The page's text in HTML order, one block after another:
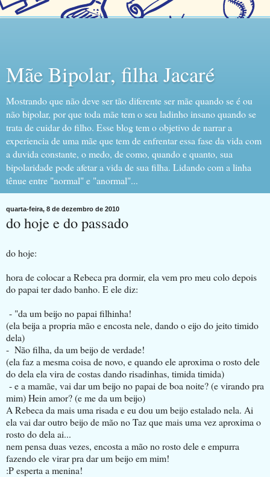
Mãe Bipolar, filha Jacaré
Mostrando que não deve ser tão diferente ser mãe quando se é ou
não bipolar, por que toda mãe tem o seu ladinho insano quando se
trata de cuidar do filho. Esse blog tem o objetivo de narrar a
experiencia de uma mãe que tem de enfrentar essa fase da vida com
a duvida constante, o medo, de como, quando e quanto, sua
bipolaridade pode afetar a vida de sua filha. Lidando com a linha
tênue entre "normal" e "anormal"...
quarta-feira, 8 de dezembro de 2010
do hoje e do passado
do hoje:
hora de colocar a Rebeca pra dormir, ela vem pro meu colo depois
do papai ter dado banho. E ele diz:
- "da um beijo no papai filhinha!
(ela beija a propria mão e encosta nele, dando o eijo do jeito timido
dela)
- Não filha, da um beijo de verdade!
(ela faz a mesma coisa de novo, e quando ele aproxima o rosto dele
do dela ela vira de costas dando risadinhas, timida timida)
- e a mamãe, vai dar um beijo no papai de boa noite? (e virando pra
mim) Hein amor? (e me da um beijo)
A Rebeca da mais uma risada e eu dou um beijo estalado nela. Ai
ela vai dar outro beijo de mão no Taz que mais uma vez aproxima o
rosto do dela ai...
nem pensa duas vezes, encosta a mão no rosto dele e empurra
fazendo ele virar pra dar um beijo em mim!
:P esperta a menina!